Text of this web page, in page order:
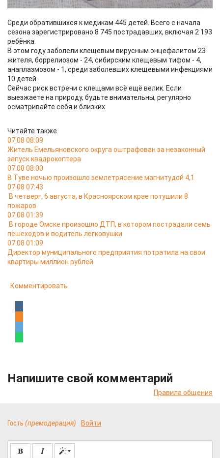
Среди обратившихся к медикам 445 детей. Всего с начала
сезона зарегистрировано 8 745 пострадавших, включая 2 193
ребёнка.
В этом году заболели клещевым вирусным энцефалитом 23
жителя, боррелиозом - 24, сибирским клещевым тифом - 4,
анаплазмозом - 1, среди заболевших клещевыми инфекциями
10 детей.
Сейчас риск встречи с клещами всё ещё велик. Если
выезжаете на природу, будьте внимательны, регулярно
осматривайте себя и близких.
Читайте также
07.08 08:09
Житель Емельяновского округа оштрафован за незаконный
запуск квадрокоптера
07.08 08:00
В Туве ночью произошло землетрясение магнитудой 4,1
07.08 07:43
В четверг, 6 августа, в Красноярском крае потушили 8
пожаров
07.08 01:39
В городе Омске произошло ДТП, в котором пострадали семь
пешеходов и водитель легковушки
07.08 01:09
Директор муниципального предприятия потратила на свои
квартиры миллион рублей
Комментировать
Напишите свой комментарий
Правила общения
Гость (премодерация) Войти